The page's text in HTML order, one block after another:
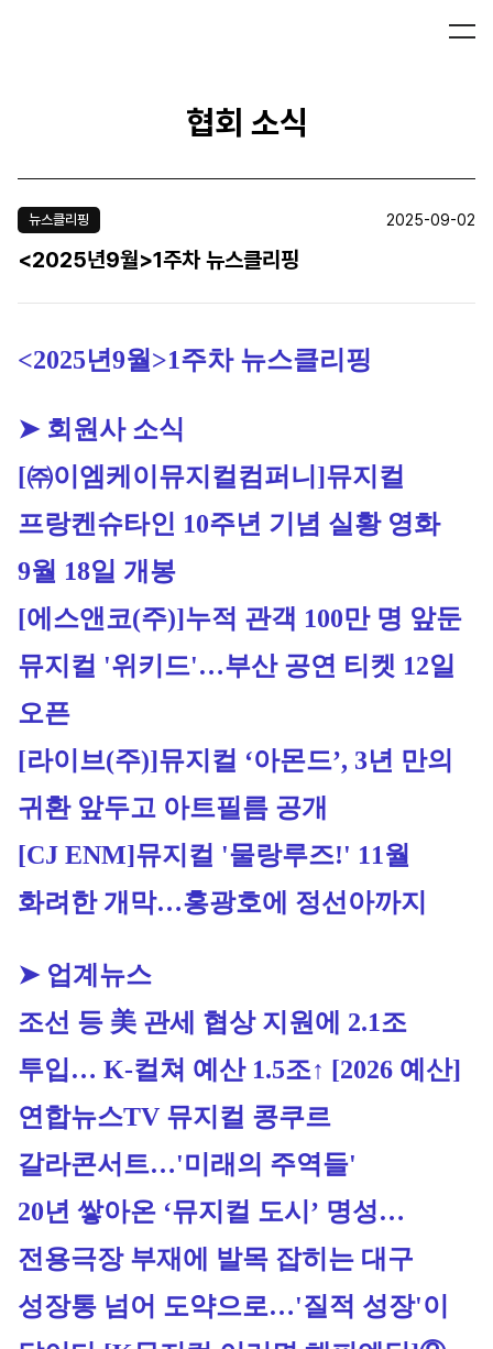
협회 소식
뉴스클리핑 2025-09-02
<2025년9월>1주차 뉴스클리핑
<2025년9월>1주차 뉴스클리핑
➤ 회원사 소식
[㈜이엠케이뮤지컬컴퍼니]뮤지컬
프랑켄슈타인 10주년 기념 실황 영화
9월 18일 개봉
[에스앤코(주)]누적 관객 100만 명 앞둔
뮤지컬 '위키드'…부산 공연 티켓 12일
오픈
[라이브(주)]뮤지컬 ‘아몬드’, 3년 만의
귀환 앞두고 아트필름 공개
[CJ ENM]뮤지컬 '물랑루즈!' 11월
화려한 개막…홍광호에 정선아까지
➤ 업계뉴스
조선 등 美 관세 협상 지원에 2.1조
투입… K-컬쳐 예산 1.5조↑ [2026 예산]
연합뉴스TV 뮤지컬 콩쿠르
갈라콘서트…'미래의 주역들'
20년 쌓아온 ‘뮤지컬 도시’ 명성…
전용극장 부재에 발목 잡히는 대구
성장통 넘어 도약으로…'질적 성장'이